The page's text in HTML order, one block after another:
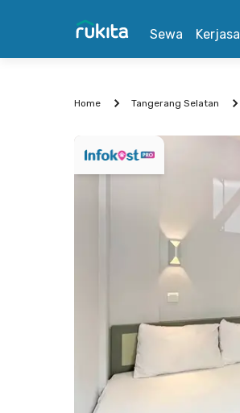
Sewa
Home Tangerang Selatan